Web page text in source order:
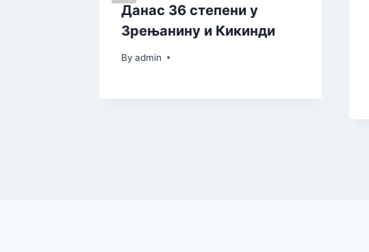
Данас 36 степени у
Зрењанину и Кикинди
By admin